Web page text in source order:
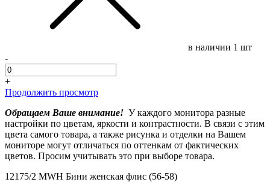
в наличии 1 шт
-
+
Продолжить просмотр
Обращаем Ваше внимание! У каждого монитора разные
настройки по цветам, яркости и контрастности. В связи с этим
цвета самого товара, а также рисунка и отделки на Вашем
мониторе могут отличаться по оттенкам от фактических
цветов. Просим учитывать это при выборе товара.
12175/2 MWH Бини женская флис (56-58)